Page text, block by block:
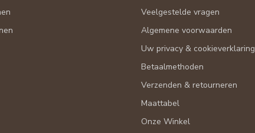
Veelgestelde vragen
Algemene voorwaarden
Uw privacy & cookieverklaring
Betaalmethoden
Verzenden & retourneren
Maattabel
Onze Winkel